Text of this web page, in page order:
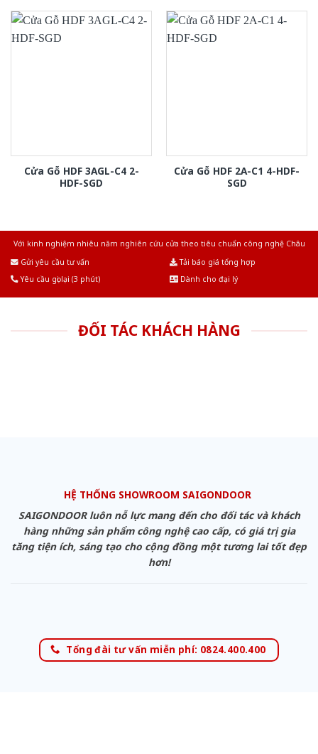
Cửa Gỗ HDF 3AGL-C4 2-
HDF-SGD
Cửa Gỗ HDF 2A-C1 4-HDF-
SGD
Với kinh nghiệm nhiêu năm nghiên cứu cửa theo tiêu chuẩn công nghệ Châu
Gửi yêu cầu tư vấn
Tải báo giá tổng hợp
Yêu cầu gọi lại (3 phút)
Dành cho đại lý
ĐỐI TÁC KHÁCH HÀNG
HỆ THỐNG SHOWROOM SAIGONDOOR
SAIGONDOOR luôn nỗ lực mang đến cho đối tác và khách
hàng những sản phẩm công nghệ cao cấp, có giá trị gia
tăng tiện ích, sáng tạo cho cộng đồng một tương lai tốt đẹp
hơn!
Tổng đài tư vấn miễn phí: 0824.400.400